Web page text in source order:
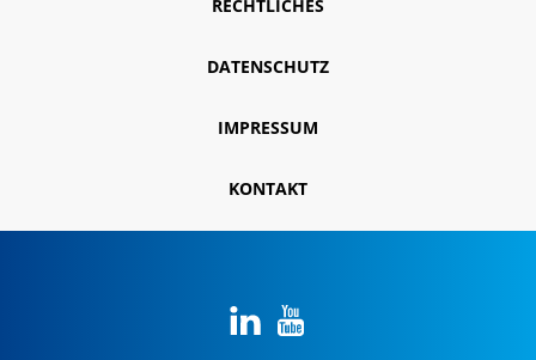
RECHTLICHES
DATENSCHUTZ
IMPRESSUM
KONTAKT